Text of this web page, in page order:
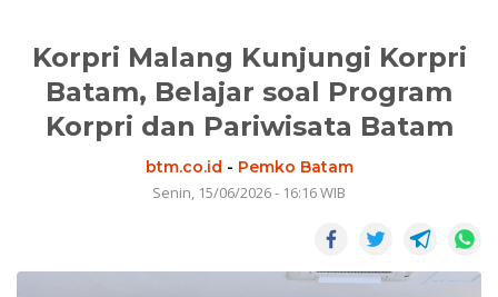
Korpri Malang Kunjungi Korpri
Batam, Belajar soal Program
Korpri dan Pariwisata Batam
btm.co.id - Pemko Batam
Senin, 15/06/2026 - 16:16 WIB